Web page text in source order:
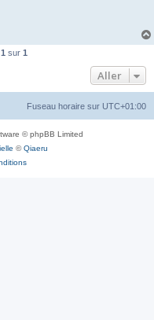
1 sur 1
Aller
Fuseau horaire sur UTC+01:00
© phpBB Limited
©Qiaeru